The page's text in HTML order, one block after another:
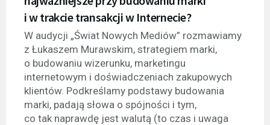
i w trakcie transakcji w Internecie?
W audycji „Świat Nowych Mediów” rozmawiamy
z Łukaszem Murawskim, strategiem marki,
o budowaniu wizerunku, marketingu
internetowym i doświadczeniach zakupowych
klientów. Podkreślamy podstawy budowania
marki, padają słowa o spójności i tym,
co tak naprawdę jest walutą (to czas i uwaga